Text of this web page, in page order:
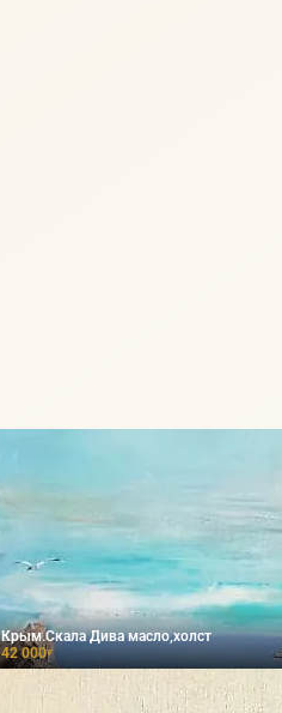
Крым.Скала Дива масло,холст
42 000₽